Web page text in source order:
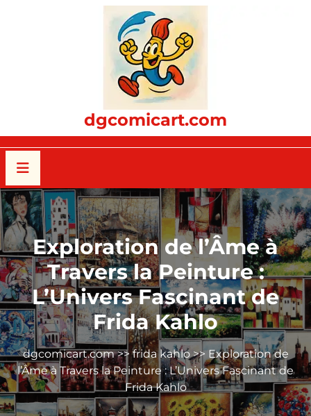
dgcomicart.com
Exploration de l’Âme à
Travers la Peinture :
L’Univers Fascinant de
Frida Kahlo
dgcomicart.com>>frida kahlo>> Exploration de
l’Âme à Travers la Peinture : L’Univers Fascinant de
Frida Kahlo